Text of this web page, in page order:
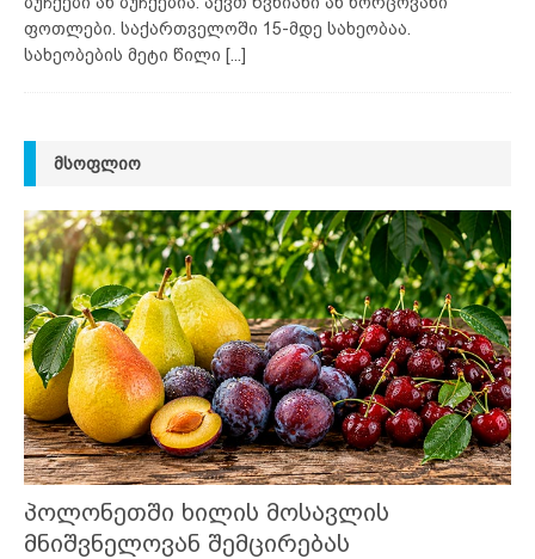
ფოთლები. საქართველოში 15-მდე სახეობაა.
სახეობების მეტი წილი [...]
ᲛᲡᲝᲤᲚᲘᲝ
პოლონეთში ხილის მოსავლის
მნიშვნელოვან შემცირებას